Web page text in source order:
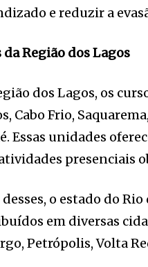
e reduzir a
da Região dos Lagos
dos Lagos, os
Cabo Frio,
Essas unidades
presenciais
o estado do
em diversas
Petrópolis, Volta